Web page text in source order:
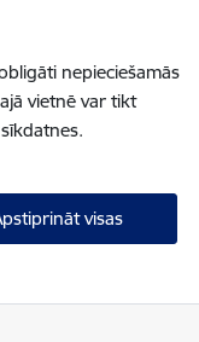
nepieciešamās
vietnē var tikt
visas